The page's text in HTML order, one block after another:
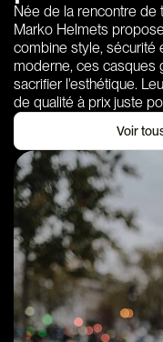
Née de la rencontre de
Marko Helmets
combine style, sécurité
moderne, ces casques
sacrifier l'esthétique.
de qualité à prix juste
Voir